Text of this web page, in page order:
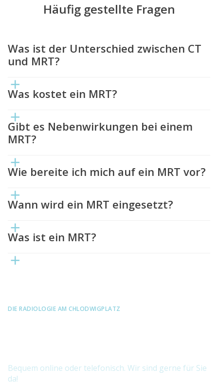
Häufig gestellte Fragen
Was ist der Unterschied zwischen CT
und MRT?
Was kostet ein MRT?
Gibt es Nebenwirkungen bei einem
MRT?
Wie bereite ich mich auf ein MRT vor?
Wann wird ein MRT eingesetzt?
Was ist ein MRT?
DIE RADIOLOGIE AM CHLODWIGPLATZ
Bequem online oder telefonisch. Wir sind gerne für Sie
da!